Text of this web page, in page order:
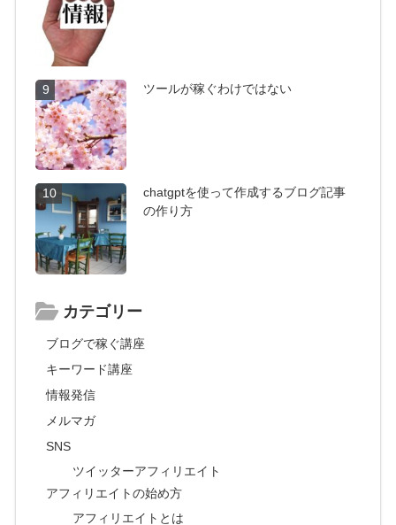
9 ツールが稼ぐわけではない
10
chatgptを使って作成するブログ記事
の作り方
カテゴリー
ブログで稼ぐ講座
キーワード講座
情報発信
メルマガ
SNS
ツイッターアフィリエイト
アフィリエイトの始め方
アフィリエイトとは